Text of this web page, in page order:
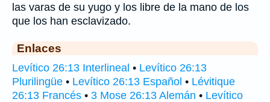
las varas de su yugo y los libre de la mano de los
que los han esclavizado.
Enlaces
Levítico 26:13 Interlineal • Levítico 26:13
Plurilingüe • Levítico 26:13 Español • Lévitique
26:13 Francés • 3 Mose 26:13 Alemán • Levítico